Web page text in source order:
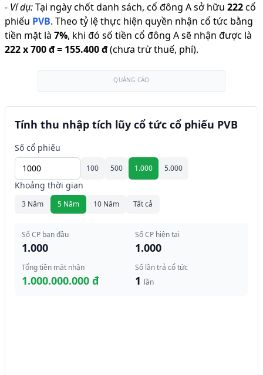
- Ví dụ:Tại ngày chốt danh sách, cổ đông A sở hữu 222cổ
phiếu PVB. Theo tỷ lệ thực hiện quyền nhận cổ tức bằng
tiền mặt là 7%, khi đó số tiền cổ đông A sẽ nhận được là
222x700 đ= 155.400 đ(chưa trừ thuế, phí).
QUẢNG CÁO
Tính thu nhập tích lũy cổ tức cổ phiếu PVB
Số cổ phiếu
100 500 1.000 5.000
Khoảng thời gian
3 Năm 5 Năm 10 Năm Tất cả
Số CP ban đầu
1.000
Số CP hiện tại
1.000
Tổng tiền mặt nhận
1.000.000.000 đ
Số lần trả cổ tức
1 lần